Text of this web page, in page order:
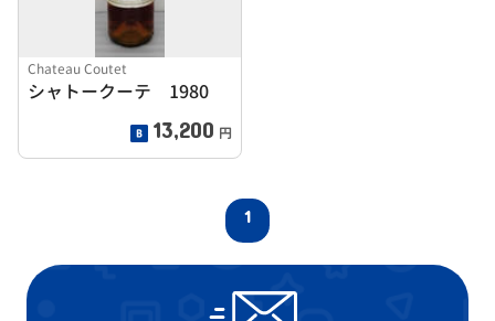
Chateau Coutet
シャトークーテ 1980
13,200 円
1